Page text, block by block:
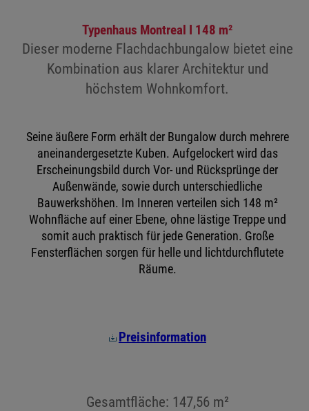
Typenhaus Montreal I 148 m²
Dieser moderne Flachdachbungalow bietet eine
Kombination aus klarer Architektur und
höchstem Wohnkomfort.
Seine äußere Form erhält der Bungalow durch mehrere
aneinandergesetzte Kuben. Aufgelockert wird das
Erscheinungsbild durch Vor- und Rücksprünge der
Außenwände, sowie durch unterschiedliche
Bauwerkshöhen. Im Inneren verteilen sich 148 m²
Wohnfläche auf einer Ebene, ohne lästige Treppe und
somit auch praktisch für jede Generation. Große
Fensterflächen sorgen für helle und lichtdurchflutete
Räume.
Preisinformation
Gesamtfläche: 147,56 m²